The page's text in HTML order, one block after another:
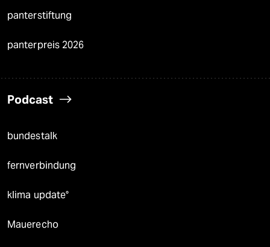
panterstiftung
panterpreis 2026
Podcast
bundestalk
fernverbindung
klima update°
Mauerecho